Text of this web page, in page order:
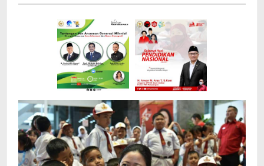
Putus
Sekolah
dan
Efektivitas
PJJ